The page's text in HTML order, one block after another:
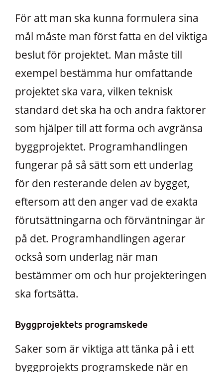
För att man ska kunna formulera sina
mål måste man först fatta en del viktiga
beslut för projektet. Man måste till
exempel bestämma hur omfattande
projektet ska vara, vilken teknisk
standard det ska ha och andra faktorer
som hjälper till att forma och avgränsa
byggprojektet. Programhandlingen
fungerar på så sätt som ett underlag
för den resterande delen av bygget,
eftersom att den anger vad de exakta
förutsättningarna och förväntningar är
på det. Programhandlingen agerar
också som underlag när man
bestämmer om och hur projekteringen
ska fortsätta.
Byggprojektets programskede
Saker som är viktiga att tänka på i ett
byggprojekts programskede när en